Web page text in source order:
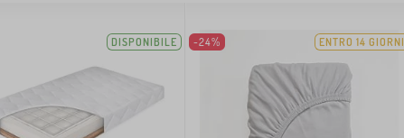
DISPONIBILE -24% ENTRO 14 GIORNI